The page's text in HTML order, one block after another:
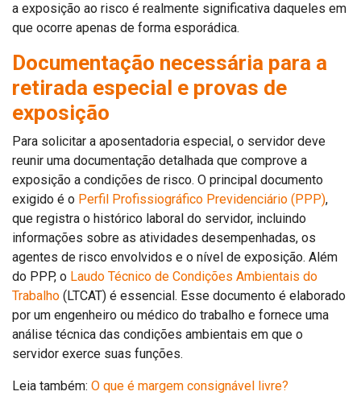
a exposição ao risco é realmente significativa daqueles em
que ocorre apenas de forma esporádica.
Documentação necessária para a
retirada especial e provas de
exposição
Para solicitar a aposentadoria especial, o servidor deve
reunir uma documentação detalhada que comprove a
exposição a condições de risco. O principal documento
exigido é o Perfil Profissiográfico Previdenciário (PPP),
que registra o histórico laboral do servidor, incluindo
informações sobre as atividades desempenhadas, os
agentes de risco envolvidos e o nível de exposição. Além
do PPP, o Laudo Técnico de Condições Ambientais do
Trabalho (LTCAT) é essencial. Esse documento é elaborado
por um engenheiro ou médico do trabalho e fornece uma
análise técnica das condições ambientais em que o
servidor exerce suas funções.
Leia também: O que é margem consignável livre?